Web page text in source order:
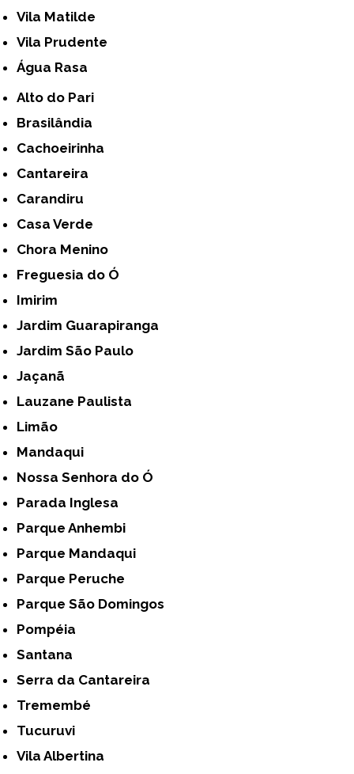
Vila Matilde
Vila Prudente
Água Rasa
Alto do Pari
Brasilândia
Cachoeirinha
Cantareira
Carandiru
Casa Verde
Chora Menino
Freguesia do Ó
Imirim
Jardim Guarapiranga
Jardim São Paulo
Jaçanã
Lauzane Paulista
Limão
Mandaqui
Nossa Senhora do Ó
Parada Inglesa
Parque Anhembi
Parque Mandaqui
Parque Peruche
Parque São Domingos
Pompéia
Santana
Serra da Cantareira
Tremembé
Tucuruvi
Vila Albertina